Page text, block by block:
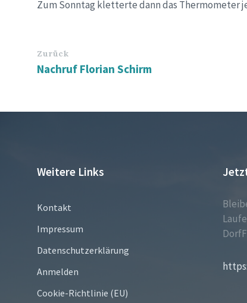
Zum Sonntag kletterte dann das Thermometer
Zurück
Nachruf Florian Schirm
Weitere Links
Kontakt
Impressum
Datenschutzerklärung
Anmelden
Cookie-Richtlinie (EU)